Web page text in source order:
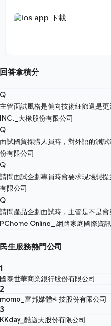
回答拿積分
Q
主管面試風格是偏向技術細節還是
INC._大椽股份有限公司
Q
面試國貿採購人員時，對外語的測
份有限公司
Q
請問面試企劃專員時會要求現場想提
有限公司
Q
請問產品企劃面試時，主管是不是
PChome Online_ 網路家庭國際資
民生服務熱門公司
1
國泰世華商業銀行股份有限公司
2
momo_富邦媒體科技股份有限公司
3
KKday_酷遊天股份有限公司